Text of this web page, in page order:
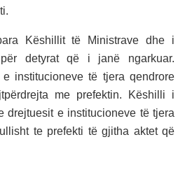
Këshillit të Ministrave dhe i
për detyrat që i janë ngarkuar.
institucioneve të tjera qendrore
me prefektin. Këshilli i
drejtuesit e institucioneve të tjera
te prefekti të gjitha aktet që